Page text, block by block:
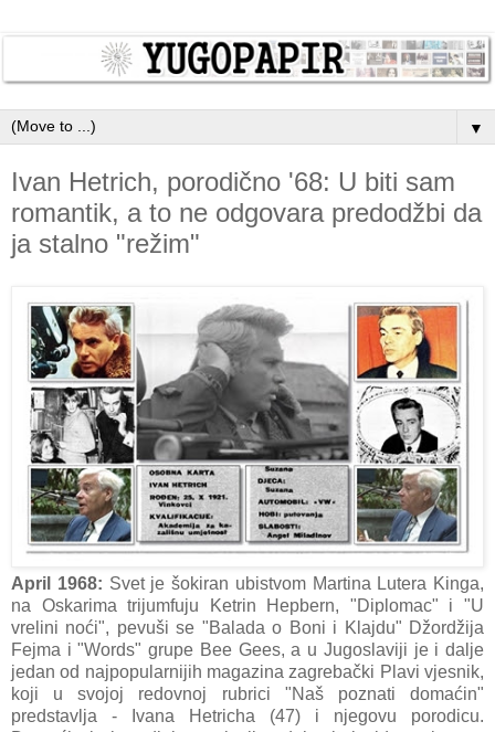
▼
Ivan Hetrich, porodično '68: U biti sam
romantik, a to ne odgovara predodžbi da
ja stalno "režim"
April 1968: Svet je šokiran ubistvom Martina Lutera Kinga,
na Oskarima trijumfuju Ketrin Hepbern, "Diplomac" i "U
vrelini noći", pevuši se "Balada o Boni i Klajdu" Džordžija
Fejma i "Words" grupe Bee Gees, a u Jugoslaviji je i dalje
jedan od najpopularnijih magazina zagrebački Plavi vjesnik,
koji u svojoj redovnoj rubrici "Naš poznati domaćin"
predstavlja - Ivana Hetricha (47) i njegovu porodicu.